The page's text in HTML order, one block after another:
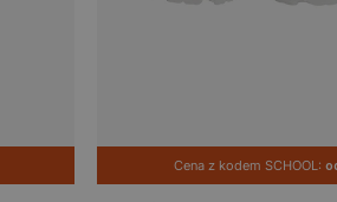
Cena z kodem SCHOOL: